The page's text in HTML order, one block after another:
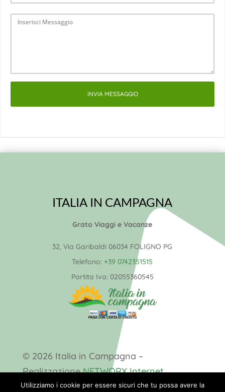
INVIA MESSAGGIO
ITALIA IN CAMPAGNA
Grato Viaggi e Vacanze
32, Via Garibaldi 06034 FOLIGNO PG
Telefono: +39 0742351515
Partita Iva: 02055360545
© 2026 Italia in Campagna –
RealizzazioneNETWORX Internet
Solutions
Utilizziamo i cookie per essere sicuri che tu possa avere la